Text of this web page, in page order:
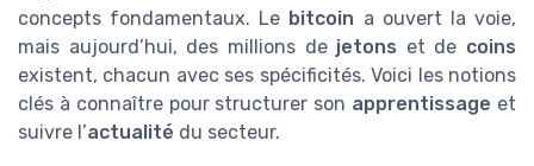
concepts fondamentaux. Le bitcoin a ouvert la voie,
mais aujourd’hui, des millions de jetons et de coins
existent, chacun avec ses spécificités. Voici les notions
clés à connaître pour structurer son apprentissage et
suivre l’actualité du secteur.